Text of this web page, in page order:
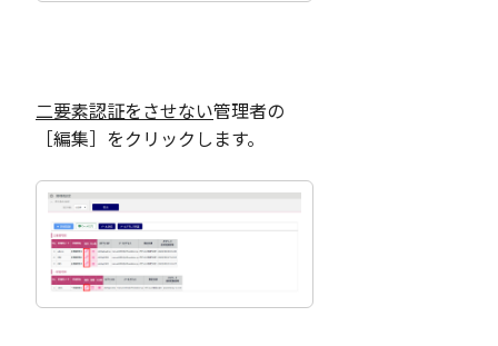
二要素認証をさせない管理者の
［編集］をクリックします。